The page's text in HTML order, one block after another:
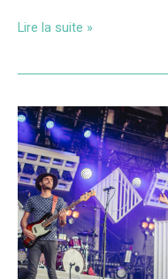
Lire la suite »
Solidays
2017